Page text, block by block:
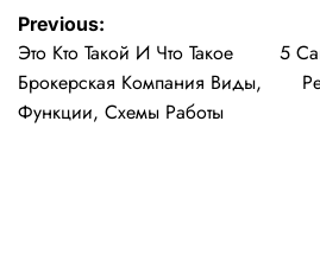
Previous:
Это Кто Такой И Что Такое
Брокерская Компания Виды,
Функции, Схемы Работы
5